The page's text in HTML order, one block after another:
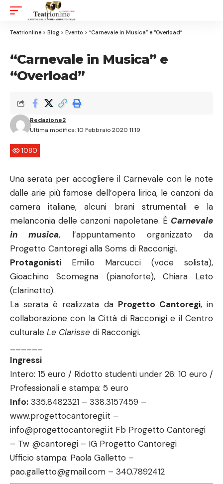
Teatrionline > Blog > Evento > “Carnevale in Musica” e “Overload”
“Carnevale in Musica” e
“Overload”
Ultima modifica: 10 Febbraio 2020 11:19
Redazione2
1080
Una serata per accogliere il Carnevale con le note
dalle arie più famose dell’opera lirica, le canzoni da
camera italiane, alcuni brani strumentali e la
melanconia delle canzoni napoletane. È Carnevale
in musica, l’appuntamento organizzato da
Progetto Cantoregi alla Soms di Racconigi.
Protagonisti Emilio Marcucci (voce solista),
Gioachino Scomegna (pianoforte), Chiara Leto
(clarinetto).
La serata è realizzata da Progetto Cantoregi, in
collaborazione con la Città di Racconigi e il Centro
culturale Le Clarisse di Racconigi.
Ingressi
Intero: 15 euro / Ridotto studenti under 26: 10 euro /
Professionali e stampa: 5 euro
Info: 335.8482321 – 338.3157459 –
www.progettocantoregi.it –
info@progettocantoregi.it Fb Progetto Cantoregi
– Tw @cantoregi – IG Progetto Cantoregi
Ufficio stampa: Paola Galletto –
pao.galletto@gmail.com – 340.7892412